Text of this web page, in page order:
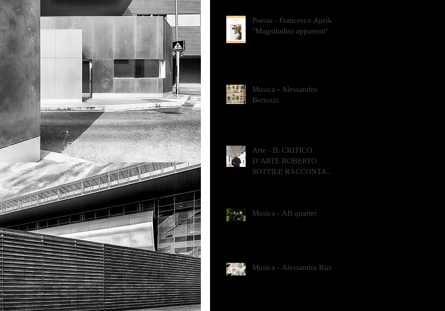
Poesia - Francesco Aprile -
"Magnitudini apparenti"
Musica - Alessandro
Bertozzi
Arte - IL CRITICO
D’ARTE ROBERTO
SOTTILE RACCONTA
Musica - AB quartet
Musica - Alessandra Rizzo